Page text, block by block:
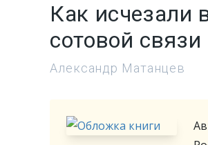
Как исчезали
сотовой связи
Александр Матанцев